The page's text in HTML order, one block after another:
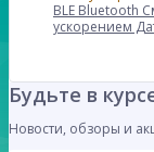
BLE Bluetooth
ускорением
Будьте в
Новости, обзоры и